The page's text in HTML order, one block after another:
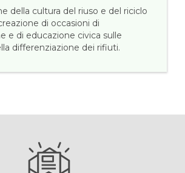
della cultura del riuso e del riciclo
di occasioni di
e di educazione civica sulle
differenziazione dei rifiuti.